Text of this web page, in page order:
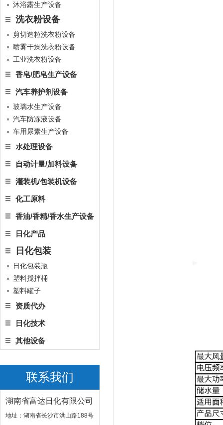
沐浴露生产设备
洗衣粉设备
剪切造粒洗衣粉设备
喷雾干燥洗衣粉设备
工业洗衣粉设备
香皂/肥皂生产设备
汽车养护剂设备
玻璃水生产设备
汽车防冻液设备
车用尿素生产设备
水处理设备
自动计量/加料设备
灌装机/包装机设备
化工原料
香油/香精/香水生产设备
日化产品
日化包装
日化包装瓶
塑料搅拌桶
塑料罐子
资质代办
日化技术
其他设备
联系我们
湖南省富达日化有限公司
地址：湖南省长沙市洪山路188号